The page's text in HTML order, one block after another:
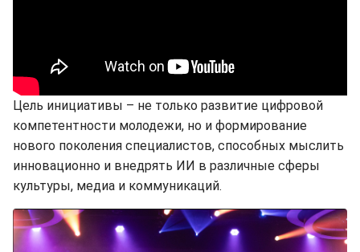
Цель инициативы – не только развитие цифровой
компетентности молодежи, но и формирование
нового поколения специалистов, способных мыслить
инновационно и внедрять ИИ в различные сферы
культуры, медиа и коммуникаций.